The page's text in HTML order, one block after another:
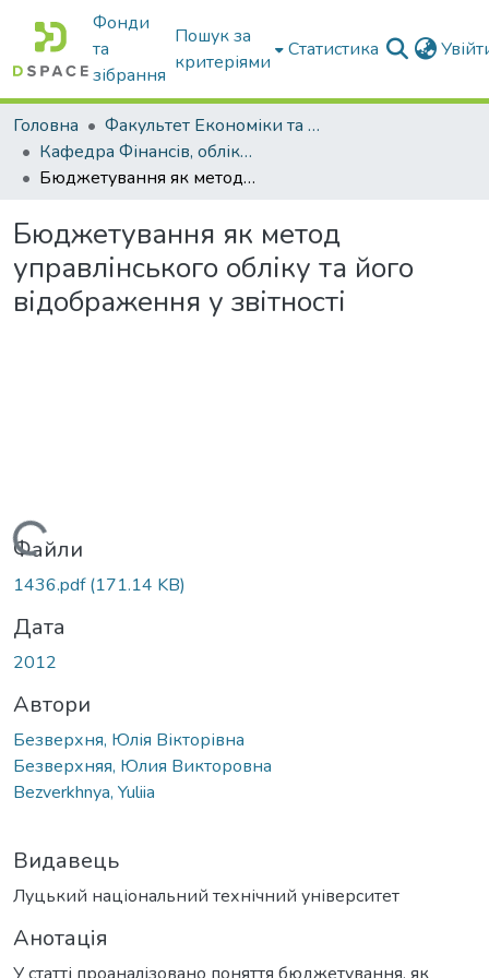
Фонди
та
зібрання
Пошук за
критеріями
Статистика
Головна
Факультет Економіки та бізнесу
Кафедра Фінансів, обліку і оподаткування
Бюджетування як метод управлінського обліку та його відображення у звітності
Бюджетування як метод
управлінського обліку та його
відображення у звітності
Вантажиться...
Файли
1436.pdf(171.14 KB)
Дата
2012
Автори
Безверхня, Юлія Вікторівна
Безверхняя, Юлия Викторовна
Bezverkhnya, Yuliia
Видавець
Луцький національний технічний університет
Анотація